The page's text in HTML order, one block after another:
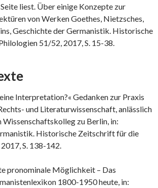
liest. Über einige Konzepte zur
von Werken Goethes, Nietzsches,
Geschichte der Germanistik. Historische
51/52, 2017, S. 15-38.
Interpretation?« Gedanken zur Praxis
und Literaturwissenschaft, anlässlich
Wissenschaftskolleg zu Berlin, in:
Historische Zeitschrift für die
S. 138-142.
pronominale Möglichkeit – Das
1800-1950 heute, in: